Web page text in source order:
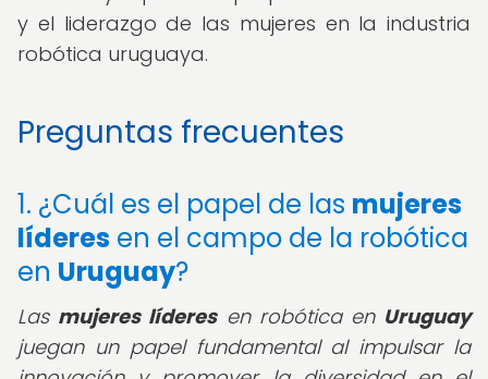
y el liderazgo de las mujeres en la industria
robótica uruguaya.
Preguntas frecuentes
1. ¿Cuál es el papel de las mujeres
líderes en el campo de la robótica
en Uruguay?
Las mujeres líderesen robótica en Uruguay
juegan un papel fundamental al impulsar la